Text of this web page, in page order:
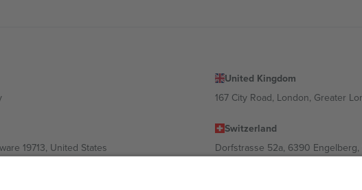
United Kingdom
167 City Road, London, Greater
19713, United States
Switzerland
Dorfstrasse 52a, 6390 Engelberg,